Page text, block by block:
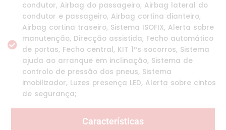
condutor, Airbag do passageiro, Airbag lateral do
condutor e passageiro, Airbag cortina dianteiro,
Airbag cortina traseiro, Sistema ISOFIX, Alerta sobre
manutenção, Direcção assistida, Fecho automático
de portas, Fecho central, KIT 1ºs socorros, Sistema
ajuda ao arranque em inclinação, Sistema de
controlo de pressão dos pneus, Sistema
imobilizador, Luzes presença LED, Alerta sobre cintos
de segurança;
Características